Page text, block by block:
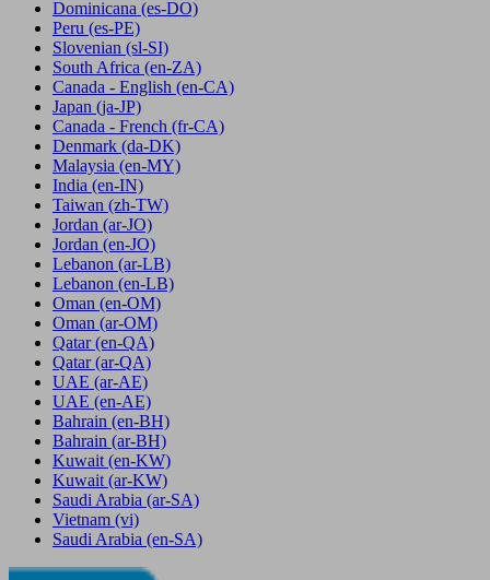
Dominicana (es-DO)
Peru (es-PE)
Slovenian (sl-SI)
South Africa (en-ZA)
Canada - English (en-CA)
Japan (ja-JP)
Canada - French (fr-CA)
Denmark (da-DK)
Malaysia (en-MY)
India (en-IN)
Taiwan (zh-TW)
Jordan (ar-JO)
Jordan (en-JO)
Lebanon (ar-LB)
Lebanon (en-LB)
Oman (en-OM)
Oman (ar-OM)
Qatar (en-QA)
Qatar (ar-QA)
UAE (ar-AE)
UAE (en-AE)
Bahrain (en-BH)
Bahrain (ar-BH)
Kuwait (en-KW)
Kuwait (ar-KW)
Saudi Arabia (ar-SA)
Vietnam (vi)
Saudi Arabia (en-SA)